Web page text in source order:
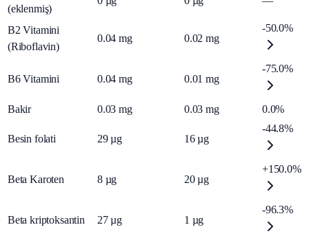
(eklenmiş)
B2 Vitamini
(Riboflavin)
0.04 mg 0.02 mg
-50.0%
B6 Vitamini 0.04 mg 0.01 mg
-75.0%
Bakir 0.03 mg 0.03 mg 0.0%
Besin folati 29 µg 16 µg
-44.8%
Beta Karoten 8 µg 20 µg
+150.0%
Beta kriptoksantin 27 µg 1 µg
-96.3%